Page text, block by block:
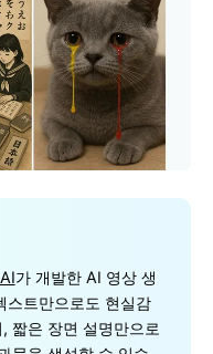
가 개발한 AI 영상 생
스트만으로도 현실감
짧은 장면 설명만으로